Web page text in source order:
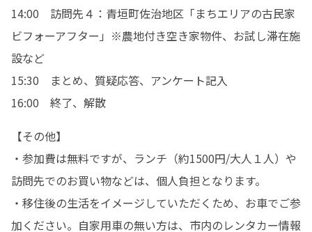
14:00　訪問先４：青垣町佐治地区「まちエリアの古民家
ビフォーアフター」※農地付き空き家物件、お試し滞在施
設など
15:30　まとめ、質疑応答、アンケート記入
16:00　終了、解散
【その他】
・参加費は無料ですが、ランチ（約1500円/大人１人）や
訪問先でのお買い物などは、個人負担となります。
・移住後の生活をイメージしていただくため、お車でご参
加ください。自家用車の無い方は、市内のレンタカー情報